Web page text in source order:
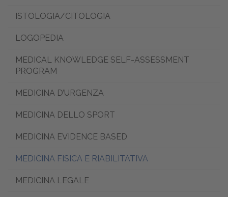
ISTOLOGIA/CITOLOGIA
LOGOPEDIA
MEDICAL KNOWLEDGE SELF-ASSESSMENT
PROGRAM
MEDICINA D’URGENZA
MEDICINA DELLO SPORT
MEDICINA EVIDENCE BASED
MEDICINA FISICA E RIABILITATIVA
MEDICINA LEGALE